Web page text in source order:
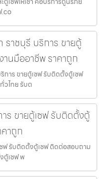
.co
ราชบุรี บริการ ขายตู้
นมืออาชีพ ราคาถูก
การ ขายตู้เซฟ รับติดตั้งตู้เซฟ
วไทย รับต
ร ขายตู้เซฟ รับติดตั้งตู้
าถูก
ฟ รับติดตั้งตู้เซฟ ติดต่อสอบถาม
ตู้เซฟ พ